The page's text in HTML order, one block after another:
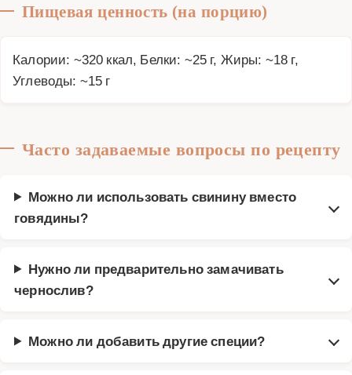
Пищевая ценность (на порцию)
Калории: ~320 ккал, Белки: ~25 г, Жиры: ~18 г,
Углеводы: ~15 г
Часто задаваемые вопросы по рецепту
Можно ли использовать свинину вместо
говядины?
Нужно ли предварительно замачивать
чернослив?
Можно ли добавить другие специи?